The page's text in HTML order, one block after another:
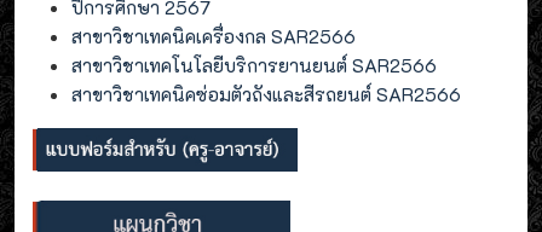
ปีการศึกษา 2567
สาขาวิชาเทคนิคเครื่องกล SAR2566
สาขาวิชาเทคโนโลยีบริการยานยนต์ SAR2566
สาขาวิชาเทคนิคซ่อมตัวถังและสีรถยนต์ SAR2566